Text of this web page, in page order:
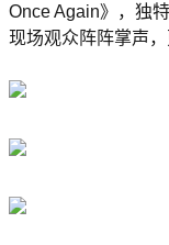
Once Again》，独
现场观众阵阵掌声，